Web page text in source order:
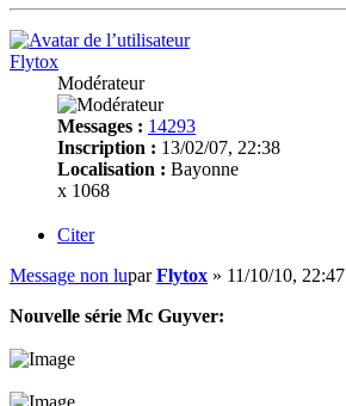
Flytox
Modérateur
Messages : 14293
Inscription : 13/02/07, 22:38
Localisation : Bayonne
x 1068
Citer
Message non luparFlytox » 11/10/10, 22:47
Nouvelle série Mc Guyver: